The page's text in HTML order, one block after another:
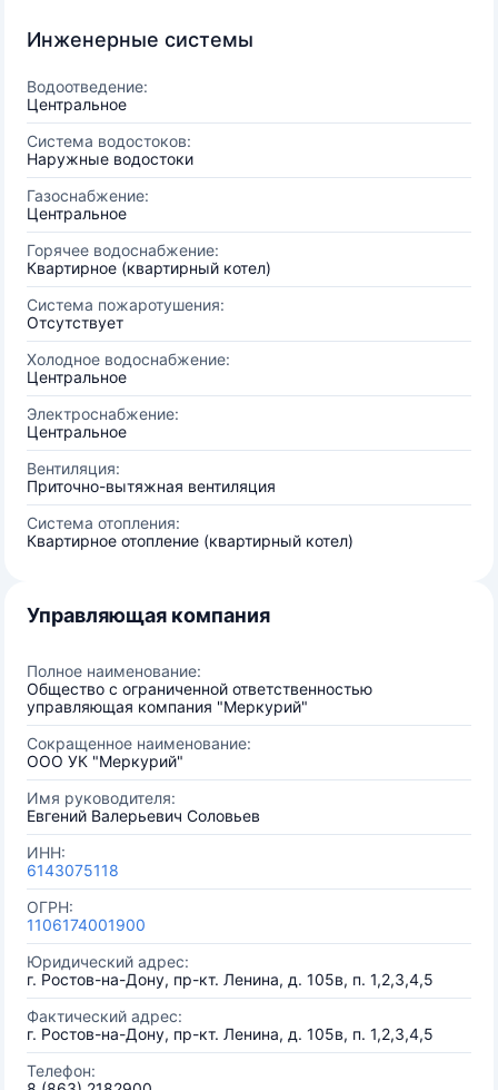
Инженерные системы
Водоотведение:
Центральное
Система водостоков:
Наружные водостоки
Газоснабжение:
Центральное
Горячее водоснабжение:
Квартирное (квартирный котел)
Система пожаротушения:
Отсутствует
Холодное водоснабжение:
Центральное
Электроснабжение:
Центральное
Вентиляция:
Приточно-вытяжная вентиляция
Система отопления:
Квартирное отопление (квартирный котел)
Управляющая компания
Полное наименование:
Общество с ограниченной ответственностью
управляющая компания "Меркурий"
Сокращенное наименование:
ООО УК "Меркурий"
Имя руководителя:
Евгений Валерьевич Соловьев
ИНН:
6143075118
ОГРН:
1106174001900
Юридический адрес:
г. Ростов-на-Дону, пр-кт. Ленина, д. 105в, п. 1,2,3,4,5
Фактический адрес:
г. Ростов-на-Дону, пр-кт. Ленина, д. 105в, п. 1,2,3,4,5
Телефон: